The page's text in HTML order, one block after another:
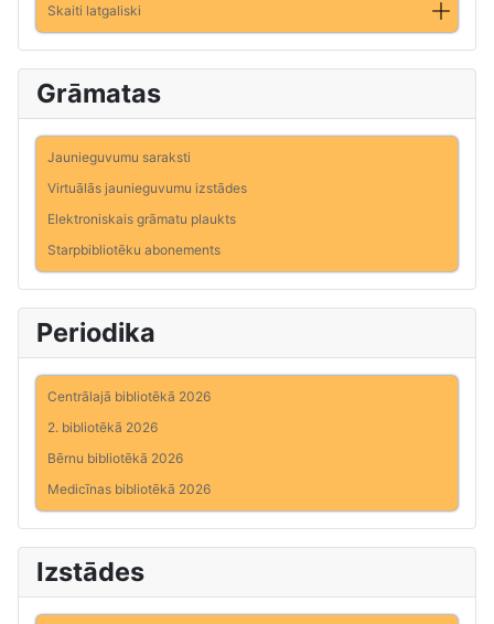
Skaiti latgaliski
Grāmatas
Jaunieguvumu saraksti
Virtuālās jaunieguvumu izstādes
Elektroniskais grāmatu plaukts
Starpbibliotēku abonements
Periodika
Centrālajā bibliotēkā 2026
2. bibliotēkā 2026
Bērnu bibliotēkā 2026
Medicīnas bibliotēkā 2026
Izstādes